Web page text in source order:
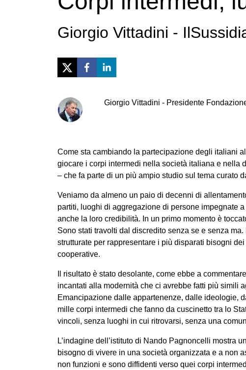
Giorgio Vittadini -
Giorgio Vittadini - Presidente
Come sta cambiando la partecipazione degli italiani
giocare i corpi intermedi nella società italiana e nella
– che fa parte di un più ampio studio sul tema curato
Veniamo da almeno un paio di decenni di
partiti, luoghi di aggregazione di persone impegnate
anche la loro credibilità. In un primo momento è
Sono stati travolti dal discredito senza se e senza
strutturate per rappresentare i più disparati bisogni
cooperative.
Il risultato è stato desolante, come ebbe a
incantati alla modernità che ci avrebbe fatti più simili
Emancipazione dalle appartenenze, dalle ideologie,
mille corpi intermedi che fanno da cuscinetto tra lo
vincoli, senza luoghi in cui ritrovarsi, senza una
L’indagine dell’istituto di Nando Pagnoncelli mostra
bisogno di vivere in una società organizzata e a non
non funzioni e sono diffidenti verso quei corpi